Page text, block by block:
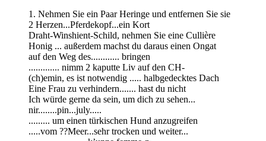
1. Nehmen Sie ein Paar Heringe und entfernen Sie sie
2 Herzen...Pferdekopf...ein Kort
Draht-Winshient-Schild, nehmen Sie eine Cullière
Honig ... außerdem machst du daraus einen Ongat
auf den Weg des............ bringen
............. nimm 2 kaputte Liv auf den CH-
(ch)emin, es ist notwendig ..... halbgedecktes Dach
Eine Frau zu verhindern....... hast du nicht
Ich würde gerne da sein, um dich zu sehen...
nir........pin...july.....
......... um einen türkischen Hund anzugreifen
.....vom ??Meer...sehr trocken und weiter...